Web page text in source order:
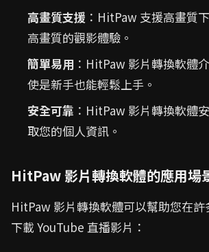
高畫質支援 ：HitPaw 支援高畫質
高畫質的觀影體驗。
簡單易用 ：HitPaw 影片轉換軟體
使是新手也能輕鬆上手。
安全可靠 ：HitPaw 影片轉換軟體
取您的個人資訊。
HitPaw 影片轉換軟體的應用場
HitPaw 影片轉換軟體可以幫助您在許
下載 YouTube 直播影片：